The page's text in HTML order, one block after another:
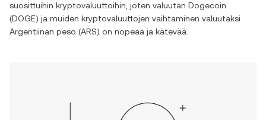
suosittuihin kryptovaluuttoihin, joten valuutan Dogecoin
(DOGE) ja muiden kryptovaluuttojen vaihtaminen valuutaksi
Argentiinan peso (ARS) on nopeaa ja kätevää.